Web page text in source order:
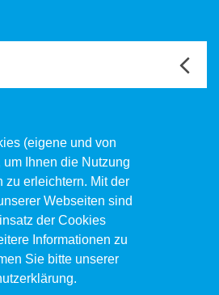
(eigene und von
um Ihnen die Nutzung
zu erleichtern. Mit der
Webseiten sind
der Cookies
Informationen zu
Sie bitte unserer
4410 Liestal